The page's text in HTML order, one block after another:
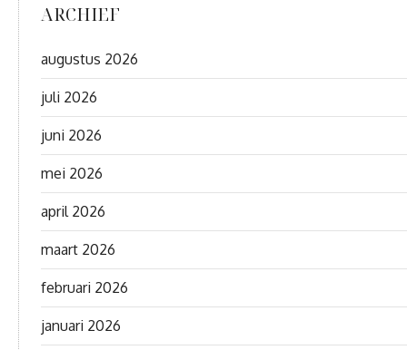
ARCHIEF
augustus 2026
juli 2026
juni 2026
mei 2026
april 2026
maart 2026
februari 2026
januari 2026